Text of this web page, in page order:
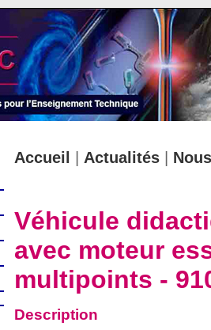
Accueil Actualités|
Véhicule
avec moteur
multipoints -
Description